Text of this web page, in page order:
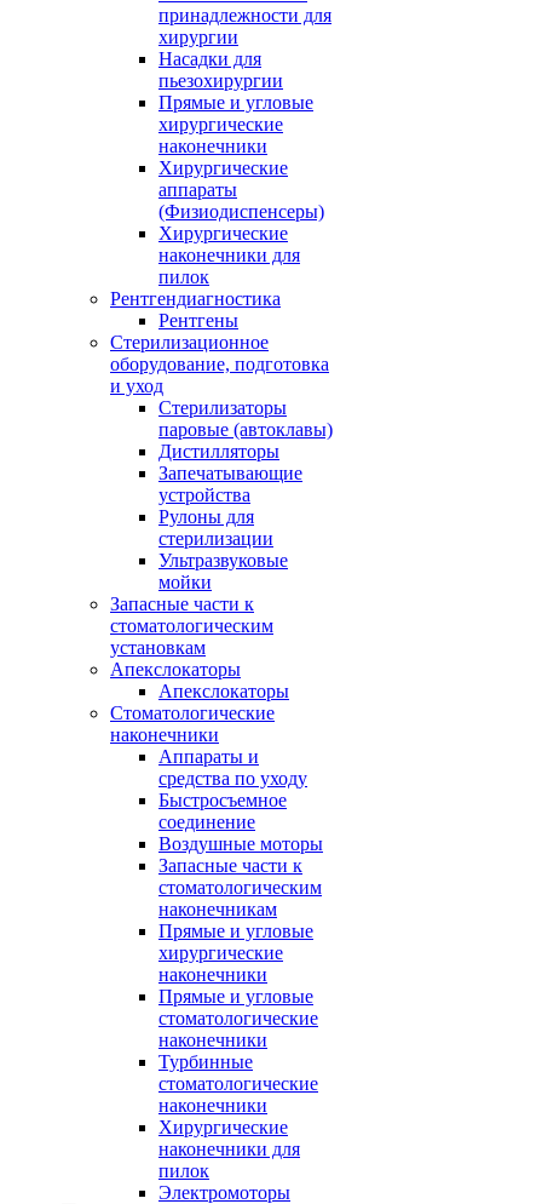
принадлежности для
хирургии
Насадки для
пьезохирургии
Прямые и угловые
хирургические
наконечники
Хирургические
аппараты
(Физиодиспенсеры)
Хирургические
наконечники для
пилок
Рентгендиагностика
Рентгены
Стерилизационное
оборудование, подготовка
и уход
Стерилизаторы
паровые (автоклавы)
Дистилляторы
Запечатывающие
устройства
Рулоны для
стерилизации
Ультразвуковые
мойки
Запасные части к
стоматологическим
установкам
Апекслокаторы
Апекслокаторы
Стоматологические
наконечники
Аппараты и
средства по уходу
Быстросъемное
соединение
Воздушные моторы
Запасные части к
стоматологическим
наконечникам
Прямые и угловые
хирургические
наконечники
Прямые и угловые
стоматологические
наконечники
Турбинные
стоматологические
наконечники
Хирургические
наконечники для
пилок
Электромоторы